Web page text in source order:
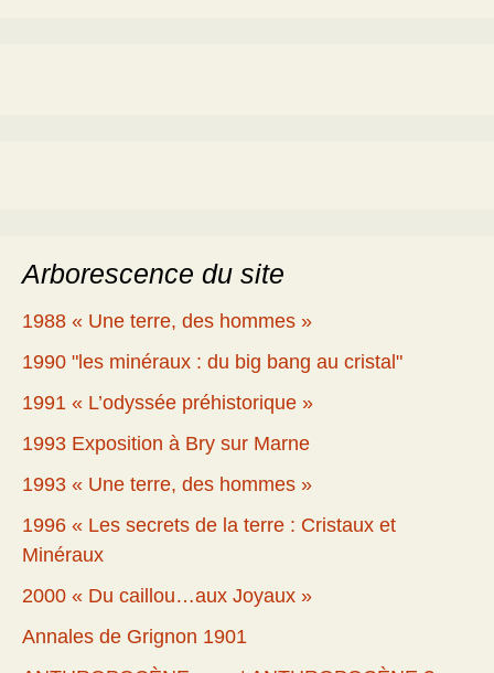
Arborescence du site
1988 « Une terre, des hommes »
1990 "les minéraux : du big bang au cristal"
1991 « L’odyssée préhistorique »
1993 Exposition à Bry sur Marne
1993 « Une terre, des hommes »
1996 « Les secrets de la terre : Cristaux et
Minéraux
2000 « Du caillou…aux Joyaux »
Annales de Grignon 1901